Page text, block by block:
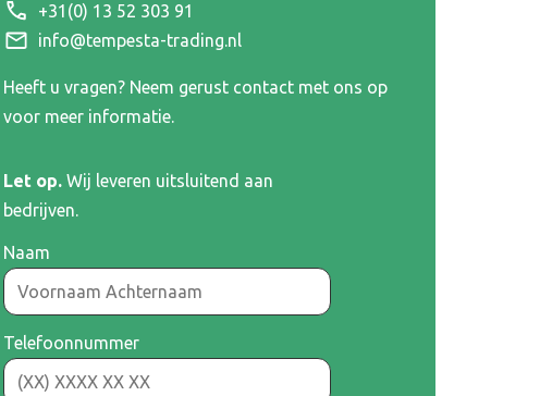
+31(0) 13 52 303 91
info@tempesta-trading.nl
Heeft u vragen? Neem gerust contact met ons op
voor meer informatie.
Let op. Wij leveren uitsluitend aan
bedrijven.
Naam
Telefoonnummer